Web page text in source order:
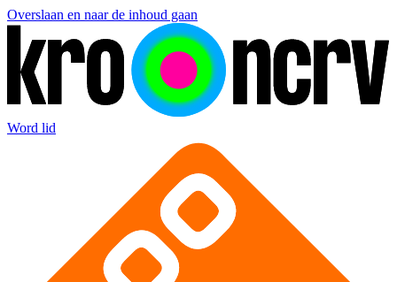
Overslaan en naar de inhoud gaan
Word lid